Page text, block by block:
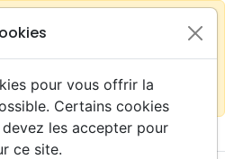
sur le site France close
de la Bible Suisse
shopping_cart
pour vous offrir la
Certains cookies
les accepter pour
ce site.